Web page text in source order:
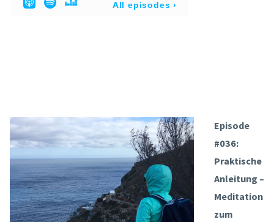
Episode
#036:
Praktische
Anleitung –
Meditation
zum